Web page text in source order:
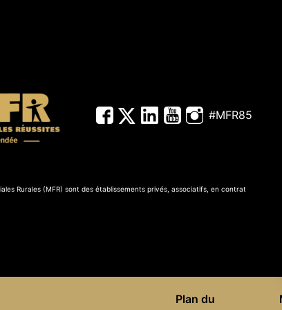
Rurales (MFR) sont des établissements privés, associatifs, en contrat
#MFR85
Plan du